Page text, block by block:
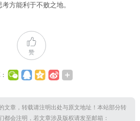
方能利于不败之地。
赞
文章，转载请注明出处与原文地址！本站部分转
都会注明，若文章涉及版权请发至邮箱：